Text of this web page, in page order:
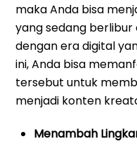
maka Anda bisa
yang sedang berlibur
dengan era digital
ini, Anda bisa
tersebut untuk
menjadi konten
Menambah